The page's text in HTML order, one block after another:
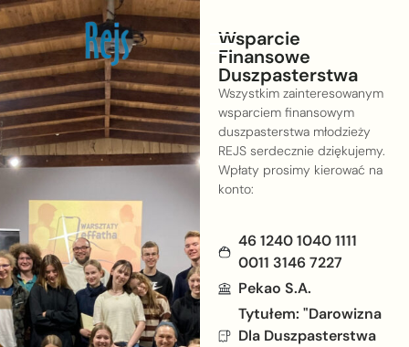
Wsparcie
Finansowe
Duszpasterstwa
Wszystkim zainteresowanym
wsparciem finansowym
duszpasterstwa młodzieży
REJS serdecznie dziękujemy.
Wpłaty prosimy kierować na
konto:
46 1240 1040 1111
0011 3146 7227
Pekao S.A.
Tytułem: "Darowizna
Dla Duszpasterstwa